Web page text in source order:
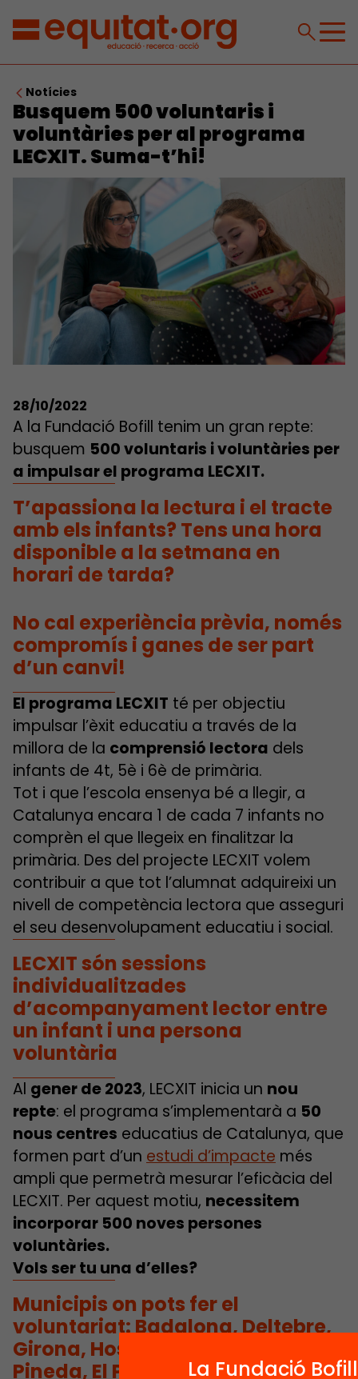
Notícies
Busquem 500 voluntaris i
voluntàries per al programa
LECXIT. Suma-t’hi!
28/10/2022
A la Fundació Bofill tenim un gran repte:
busquem 500 voluntaris i voluntàries per
a impulsar el programa LECXIT.
T’apassiona la lectura i el tracte
amb els infants? Tens una hora
disponible a la setmana en
horari de tarda?
No cal experiència prèvia, només
compromís i ganes de ser part
d’un canvi!
El programa LECXIT té per objectiu
impulsar l’èxit educatiu a través de la
millora de la comprensió lectora dels
infants de 4t, 5è i 6è de primària.
Tot i que l’escola ensenya bé a llegir, a
Catalunya encara 1 de cada 7 infants no
comprèn el que llegeix en finalitzar la
primària. Des del projecte LECXIT volem
contribuir a que tot l’alumnat adquireixi un
nivell de competència lectora que asseguri
el seu desenvolupament educatiu i social.
LECXIT són sessions
individualitzades
d’acompanyament lector entre
un infant i una persona
voluntària
Al gener de 2023, LECXIT inicia un nou
repte: el programa s’implementarà a 50
nous centres educatius de Catalunya, que
formen part d’un estudi d’impacte més
ampli que permetrà mesurar l’eficàcia del
LECXIT. Per aquest motiu, necessitem
incorporar 500 noves persones
voluntàries.
Vols ser tu una d’elles?
Municipis on pots fer el
voluntariat: Badalona, Deltebre,
Girona, Hostalric, Manlleu,
Pineda, El Prat de Llobregat, Reus,
La Fundació